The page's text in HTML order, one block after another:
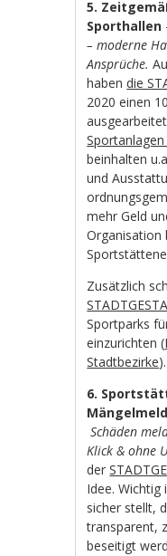
5.
Sporthallen
– moderne
Ansprüche.
habendie
2020 einen
beinhalten
und
mehr Geld
Organisation
Zusätzlich
Sportparks
einzurichten (
Stadtbezirke).
6.
Schäden
Klick & ohne
der
Idee. Wichtig
sicher stellt,
transparent,
beseitigt